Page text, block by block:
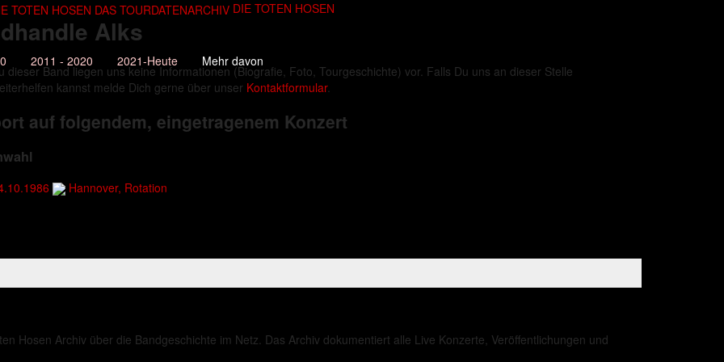
DIE TOTEN HOSEN
2011 - 2020 2021-Heute Mehr davon
Alks
dieser Band liegen uns keine Informationen (Biografie, Foto, Tourgeschichte) vor. Falls Du uns an dieser Stelle
kannst melde Dich gerne über unser Kontaktformular.
auf folgendem, eingetragenem Konzert
Hannover, Rotation
Hosen Archiv über die Bandgeschichte im Netz. Das Archiv dokumentiert alle Live Konzerte, Veröffentlichungen und